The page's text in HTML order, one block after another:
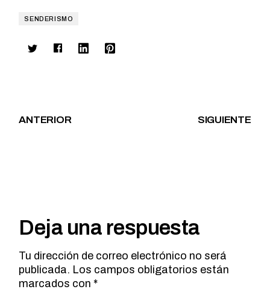
SENDERISMO
ANTERIOR SIGUIENTE
Deja una respuesta
Tu dirección de correo electrónico no será
publicada. Los campos obligatorios están
marcados con *